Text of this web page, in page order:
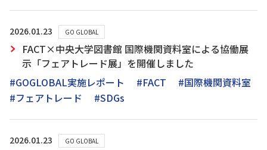
2026.01.23 GO GLOBAL
FACT×中央大学図書館 国際機関資料室による協働展
示「フェアトレード展」を開催しました
#GOGLOBAL実施レポート
#FACT
#国際機関資料室
#フェアトレード
#SDGs
2026.01.23 GO GLOBAL